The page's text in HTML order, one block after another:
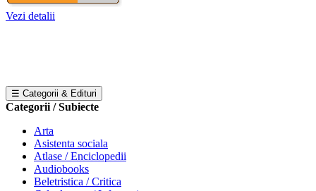
Vezi detalii
☰ Categorii & Edituri
Categorii / Subiecte
Arta
Asistenta sociala
Atlase / Enciclopedii
Audiobooks
Beletristica / Critica